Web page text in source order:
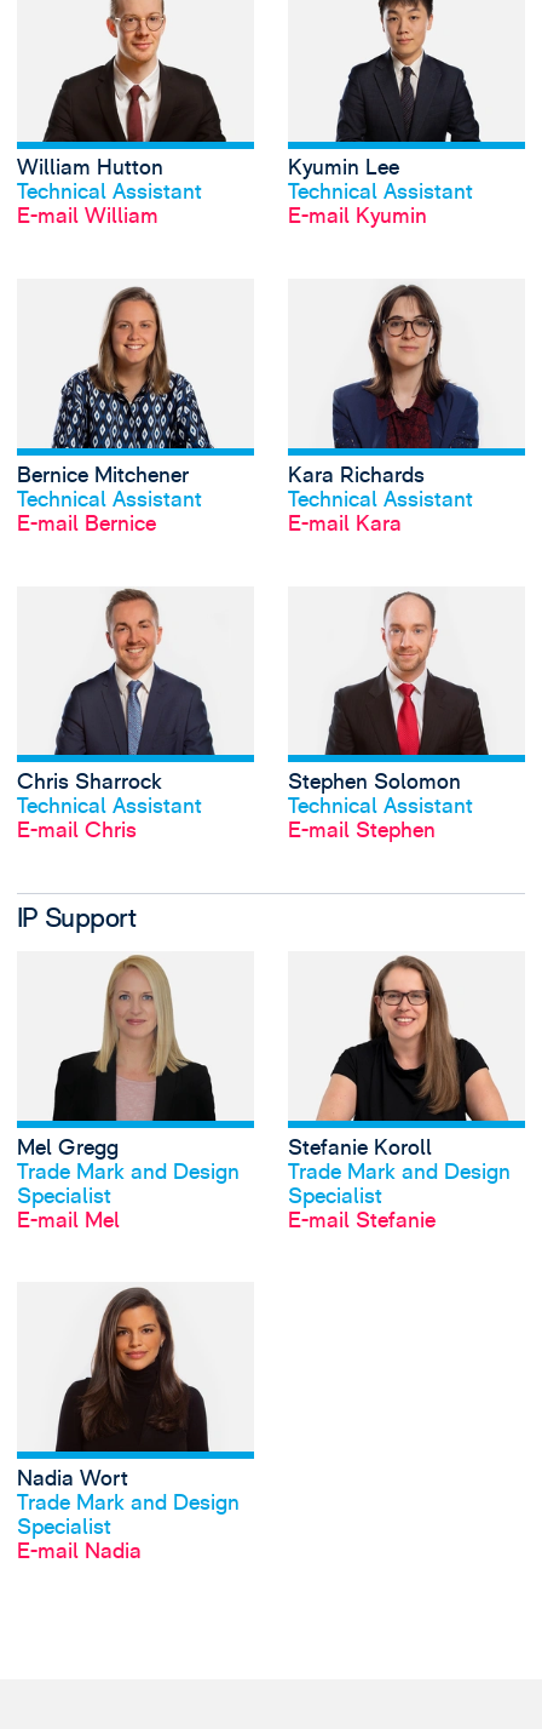
Profil anschauen
William Hutton
Technical Assistant
E-mail William
Kyumin Lee
Technical Assistant
E-mail Kyumin
Profil anschauen
Bernice Mitchener
Technical Assistant
E-mail Bernice
View Bernice
Profil anschauen
Kara Richards
Technical Assistant
E-mail Kara
Profil anschauen
Chris Sharrock
Technical Assistant
E-mail Chris
View Chris
Profil anschauen
Stephen Solomon
Technical Assistant
E-mail Stephen
IP Support
Mel Gregg
Trade Mark and Design
Specialist
E-mail Mel
View Mel
Profil anschauen
Stefanie Koroll
Trade Mark and Design
Specialist
E-mail Stefanie
Nadia Wort
Trade Mark and Design
Specialist
E-mail Nadia